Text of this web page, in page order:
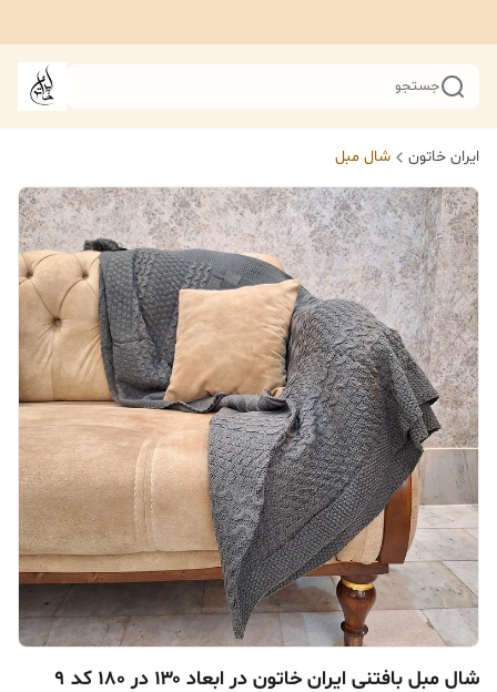
جستجو
ایران خاتون شال مبل
شال مبل بافتنی ایران خاتون در ابعاد ۱۳۰ در ۱۸۰ کد ۹